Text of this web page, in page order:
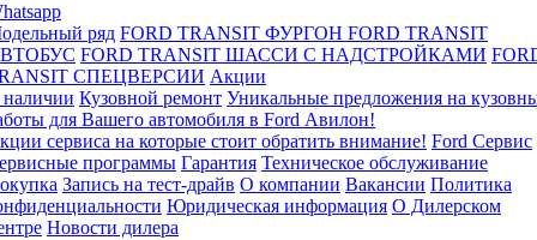
ряд FORD TRANSIT ФУРГОН FORD TRANSIT
FORD TRANSIT ШАССИ С НАДСТРОЙКАМИ
СПЕЦВЕРСИИ Акции
Кузовной ремонт Уникальные предложения на
для Вашего автомобиля в Ford Авилон!
сервиса на которые стоит обратить внимание! Ford Сервис
программы Гарантия Техническое обслуживание
Запись на тест-драйв О компании Вакансии Политика
Юридическая информация О Дилерском
Новости дилера